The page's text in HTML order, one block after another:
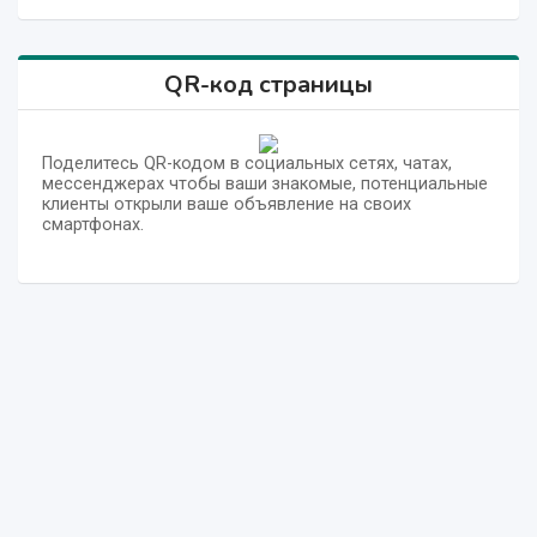
QR-код страницы
Поделитесь QR-кодом в социальных сетях, чатах,
мессенджерах чтобы ваши знакомые, потенциальные
клиенты открыли ваше объявление на своих
смартфонах.